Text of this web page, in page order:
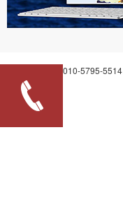
010-5795-5514